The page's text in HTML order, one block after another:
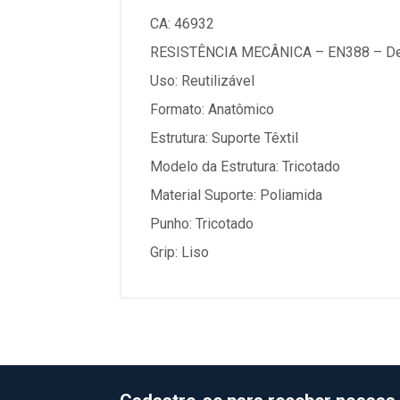
CA: 46932
RESISTÊNCIA MECÂNICA – EN388 –
Uso: Reutilizável
Formato: Anatômico
Estrutura: Suporte Têxtil
Modelo da Estrutura: Tricotado
Material Suporte: Poliamida
Punho: Tricotado
Grip: Liso